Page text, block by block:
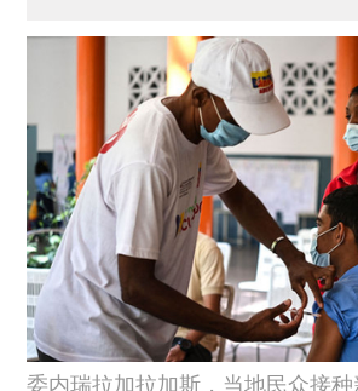
委内瑞拉加拉加斯，当地民众接种